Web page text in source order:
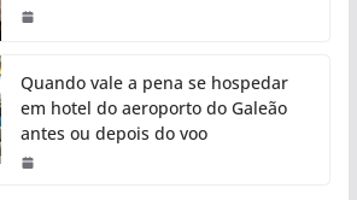
Quando vale a pena se hospedar
em hotel do aeroporto do Galeão
antes ou depois do voo